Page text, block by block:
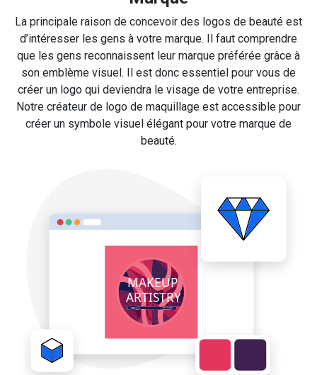
La principale raison de concevoir des logos de beauté est
d’intéresser les gens à votre marque. Il faut comprendre
que les gens reconnaissent leur marque préférée grâce à
son emblème visuel. Il est donc essentiel pour vous de
créer un logo qui deviendra le visage de votre entreprise.
Notre créateur de logo de maquillage est accessible pour
créer un symbole visuel élégant pour votre marque de
beauté.